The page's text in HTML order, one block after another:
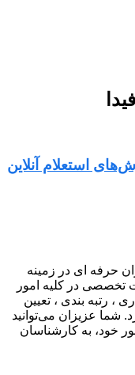
استعلام آنلاین
حرفه ای در زمینه
در کلیه امور
رتبه بندی ، تعیین
شما عزیزان می‌توانید
خود، به کارشناسان